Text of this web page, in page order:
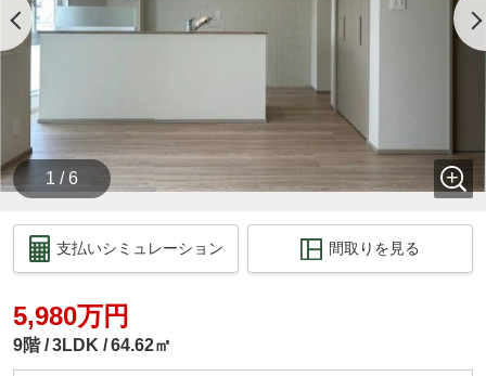
1 / 6
支払いシミュレーション 間取りを見る
5,980万円
9階 3LDK 64.62㎡